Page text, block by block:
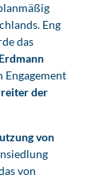
Eng
das
Engagement
der
von
von